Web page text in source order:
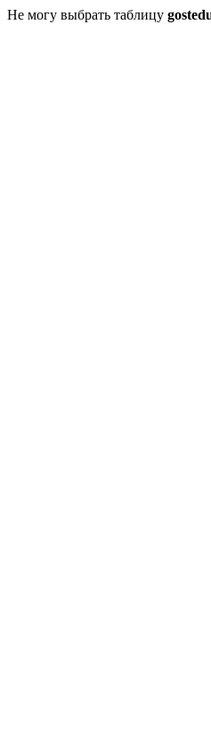
Не могу выбрать таблицу